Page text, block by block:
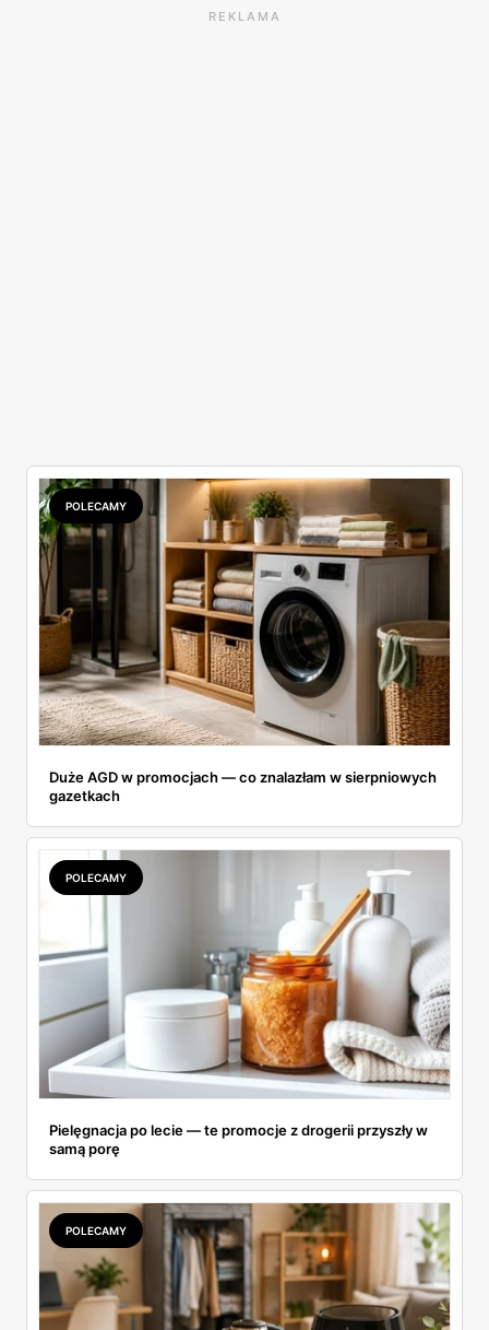
REKLAMA
POLECAMY
Duże AGD w promocjach — co znalazłam w sierpniowych
gazetkach
POLECAMY
Pielęgnacja po lecie — te promocje z drogerii przyszły w
samą porę
POLECAMY